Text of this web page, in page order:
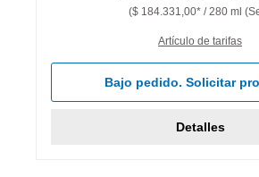
($ 184.331,00* / 280 ml
Artículo de tarifas
Bajo pedido. Solicitar
Detalles